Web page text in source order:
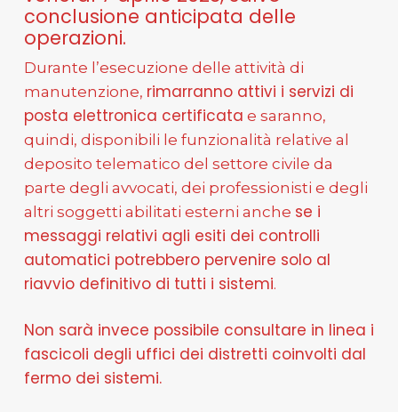
conclusione anticipata delle
operazioni.
Durante l’esecuzione delle attività di
manutenzione, rimarranno attivi i servizi di
posta elettronica certificata e saranno,
quindi, disponibili le funzionalità relative al
deposito telematico del settore civile da
parte degli avvocati, dei professionisti e degli
altri soggetti abilitati esterni anche se i
messaggi relativi agli esiti dei controlli
automatici potrebbero pervenire solo al
riavvio definitivo di tutti i sistemi.
Non sarà invece possibile consultare in linea i
fascicoli degli uffici dei distretti coinvolti dal
fermo dei sistemi.